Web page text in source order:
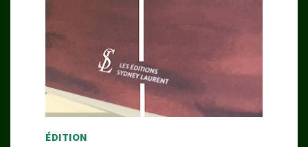
ÉDITION